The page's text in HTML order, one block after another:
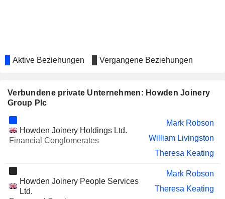
PLC
ON THE BEACH GROUP
Louis Eperjesi
LUCID DIAGNOSTICS INC.
Debra White
Aktive Beziehungen Vergangene Beziehungen
Verbundene private Unternehmen: Howden Joinery
Group Plc
Howden Joinery Holdings Ltd.
Financial Conglomerates
Mark Robson
William Livingston
Theresa Keating
Howden Joinery People Services
Ltd.
Mark Robson
Theresa Keating